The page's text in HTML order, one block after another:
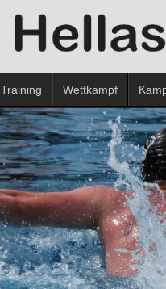
Training Wettkampf